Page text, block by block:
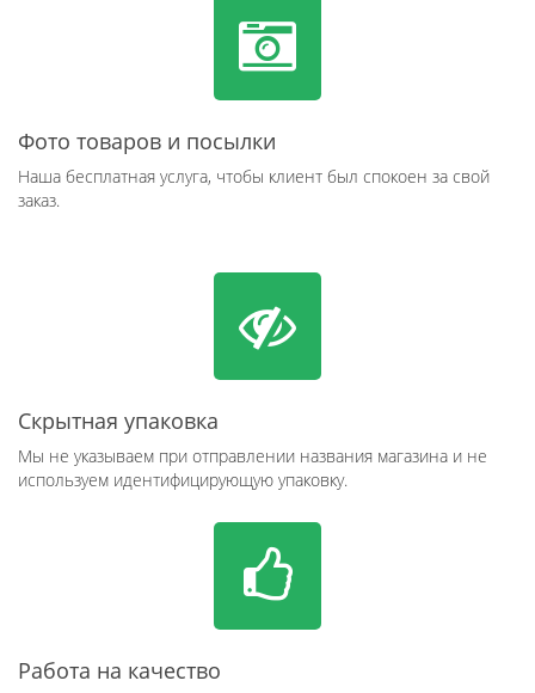
Фото товаров и посылки
Наша бесплатная услуга, чтобы клиент был спокоен за свой
заказ.
Скрытная упаковка
Мы не указываем при отправлении названия магазина и не
используем идентифицирующую упаковку.
Работа на качество